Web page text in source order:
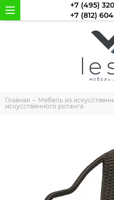
+7 (495)
+7 (812)
Главная Мебель из
искусственного ротанга